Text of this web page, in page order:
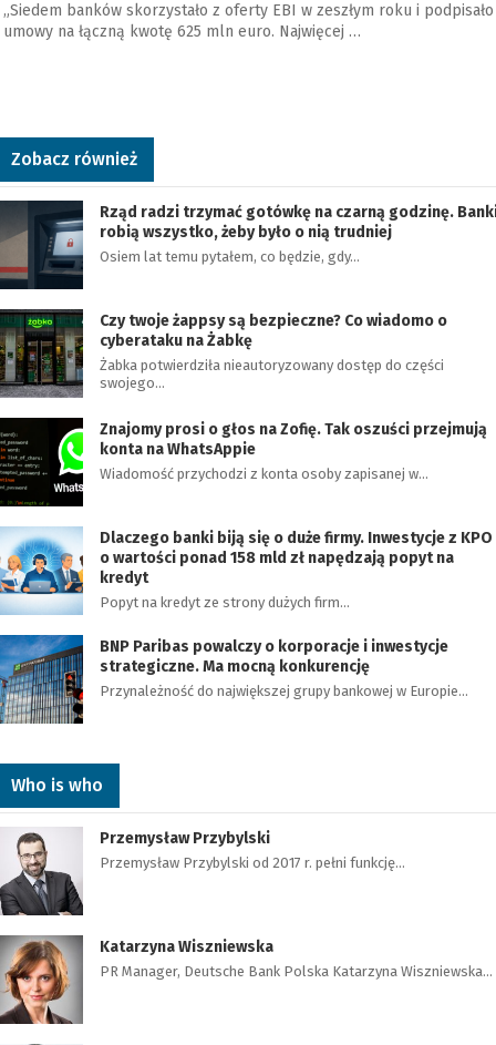
„Siedem banków skorzystało z oferty EBI w zeszłym roku i podpisało
umowy na łączną kwotę 625 mln euro. Najwięcej …
Zobacz również
Rząd radzi trzymać gotówkę na czarną godzinę.
robią wszystko, żeby było o nią trudniej
Osiem lat temu pytałem, co będzie, gdy…
Czy twoje żappsy są bezpieczne? Co wiadomo o
cyberataku na Żabkę
Żabka potwierdziła nieautoryzowany dostęp do części
swojego…
Znajomy prosi o głos na Zofię. Tak oszuści przejmują
konta na WhatsAppie
Wiadomość przychodzi z konta osoby zapisanej w…
Dlaczego banki biją się o duże firmy. Inwestycje z KPO
o wartości ponad 158 mld zł napędzają popyt na
kredyt
Popyt na kredyt ze strony dużych firm…
BNP Paribas powalczy o korporacje i inwestycje
strategiczne. Ma mocną konkurencję
Przynależność do największej grupy bankowej w Europie…
Who is who
Przemysław Przybylski
Przemysław Przybylski od 2017 r. pełni funkcję…
Katarzyna Wiszniewska
PR Manager, Deutsche Bank Polska Katarzyna Wiszniewska…